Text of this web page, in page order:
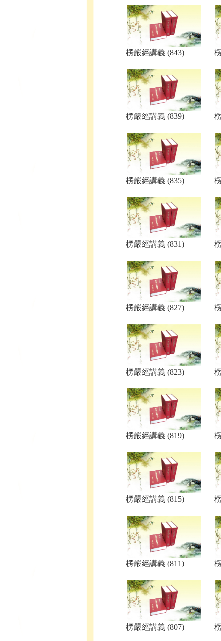
楞嚴經講義 (843)
楞嚴經講義 (839)
楞嚴經講義 (835)
楞嚴經講義 (831)
楞嚴經講義 (827)
楞嚴經講義 (823)
楞嚴經講義 (819)
楞嚴經講義 (815)
楞嚴經講義 (811)
楞嚴經講義 (807)